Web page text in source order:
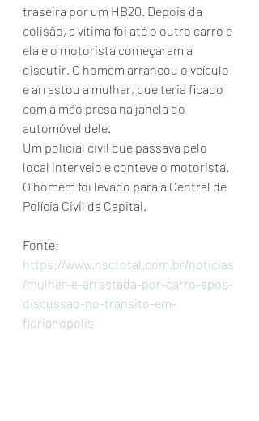
traseira por um HB20. Depois da
colisão, a vítima foi até o outro carro e
ela e o motorista começaram a
discutir. O homem arrancou o veículo
e arrastou a mulher, que teria ficado
com a mão presa na janela do
automóvel dele.
Um policial civil que passava pelo
local interveio e conteve o motorista.
O homem foi levado para a Central de
Polícia Civil da Capital.
Fonte:
https://www.nsctotal.com.br/noticias
/mulher-e-arrastada-por-carro-apos-
discussao-no-transito-em-
florianopolis